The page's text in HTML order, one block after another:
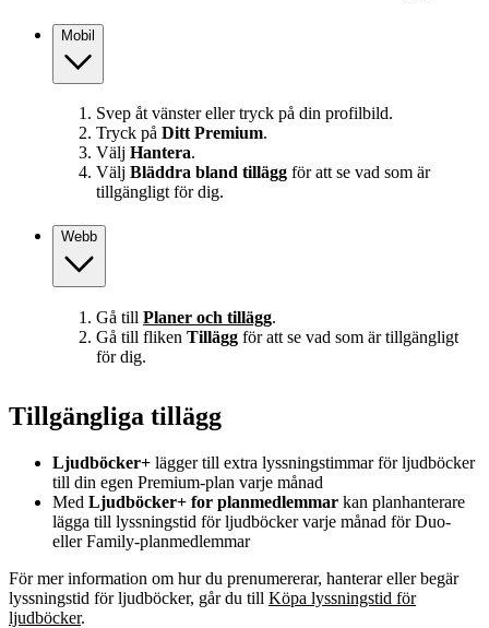
Mobil
Svep åt vänster eller tryck på din profilbild.
Tryck på Ditt Premium.
Välj Hantera.
Välj Bläddra bland tillägg för att se vad som är
tillgängligt för dig.
Webb
Gå till Planer och tillägg.
Gå till fliken Tillägg för att se vad som är tillgängligt
för dig.
Tillgängliga tillägg
Ljudböcker+ lägger till extra lyssningstimmar för ljudböcker
till din egen Premium‑plan varje månad
Med Ljudböcker+ for planmedlemmar kan planhanterare
lägga till lyssningstid för ljudböcker varje månad för Duo‑
eller Family‑planmedlemmar
För mer information om hur du prenumererar, hanterar eller begär
lyssningstid för ljudböcker, går du till Köpa lyssningstid för
ljudböcker.